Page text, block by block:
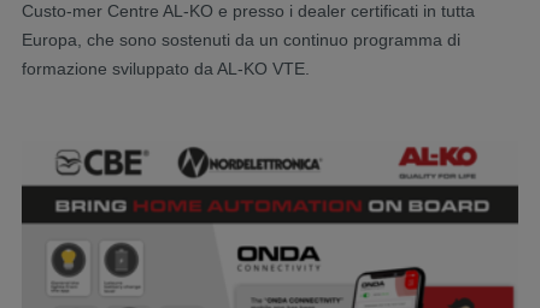
Custo-mer Centre AL-KO e presso i dealer certificati in tutta
Europa, che sono sostenuti da un continuo programma di
formazione sviluppato da AL-KO VTE.